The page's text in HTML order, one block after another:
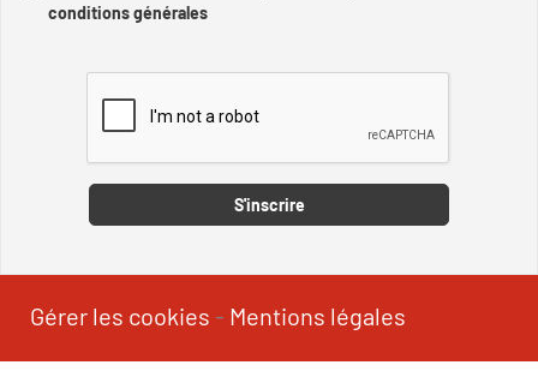
conditions générales
S'inscrire
Gérer les cookies - Mentions légales